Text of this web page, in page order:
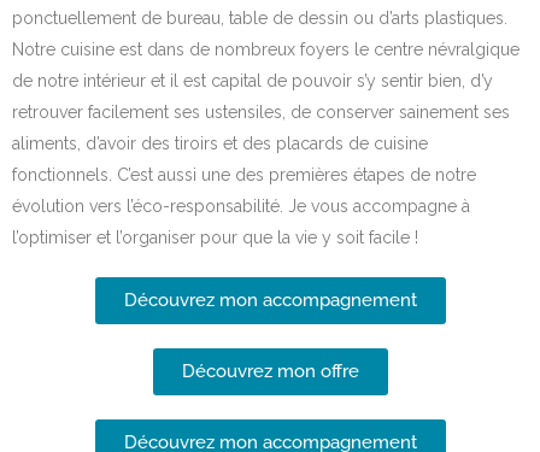
ponctuellement de bureau, table de dessin ou d’arts plastiques.
Notre cuisine est dans de nombreux foyers le centre névralgique
de notre intérieur et il est capital de pouvoir s’y sentir bien, d’y
retrouver facilement ses ustensiles, de conserver sainement ses
aliments, d’avoir des tiroirs et des placards de cuisine
fonctionnels. C’est aussi une des premières étapes de notre
évolution vers l’éco-responsabilité. Je vous accompagne à
l’optimiser et l’organiser pour que la vie y soit facile !
Découvrez mon accompagnement
Découvrez mon offre
Découvrez mon accompagnement